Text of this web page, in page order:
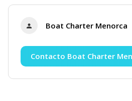
Boat Charter Menorca
Contacto Boat Charter